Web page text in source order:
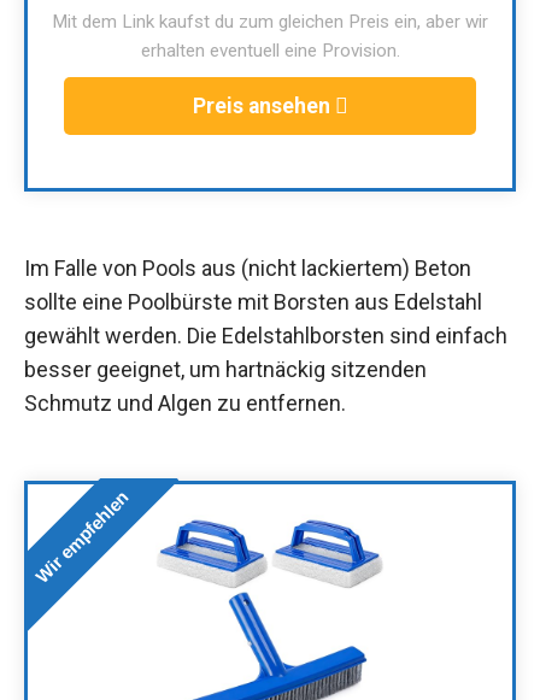
Mit dem Link kaufst du zum gleichen Preis ein, aber wir
erhalten eventuell eine Provision.
Preis ansehen
Im Falle von Pools aus (nicht lackiertem) Beton
sollte eine Poolbürste mit Borsten aus Edelstahl
gewählt werden. Die Edelstahlborsten sind einfach
besser geeignet, um hartnäckig sitzenden
Schmutz und Algen zu entfernen.
Wir empfehlen